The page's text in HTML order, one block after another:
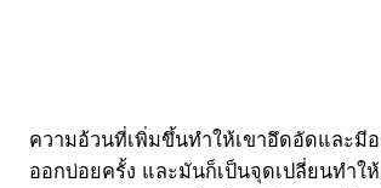
ความอ้วนที่เพิ่มขึ้นทำให้เขาอึดอัดและมี
ออกบ่อยครั้ง และมันก็เป็นจุดเปลี่ยนทำใ